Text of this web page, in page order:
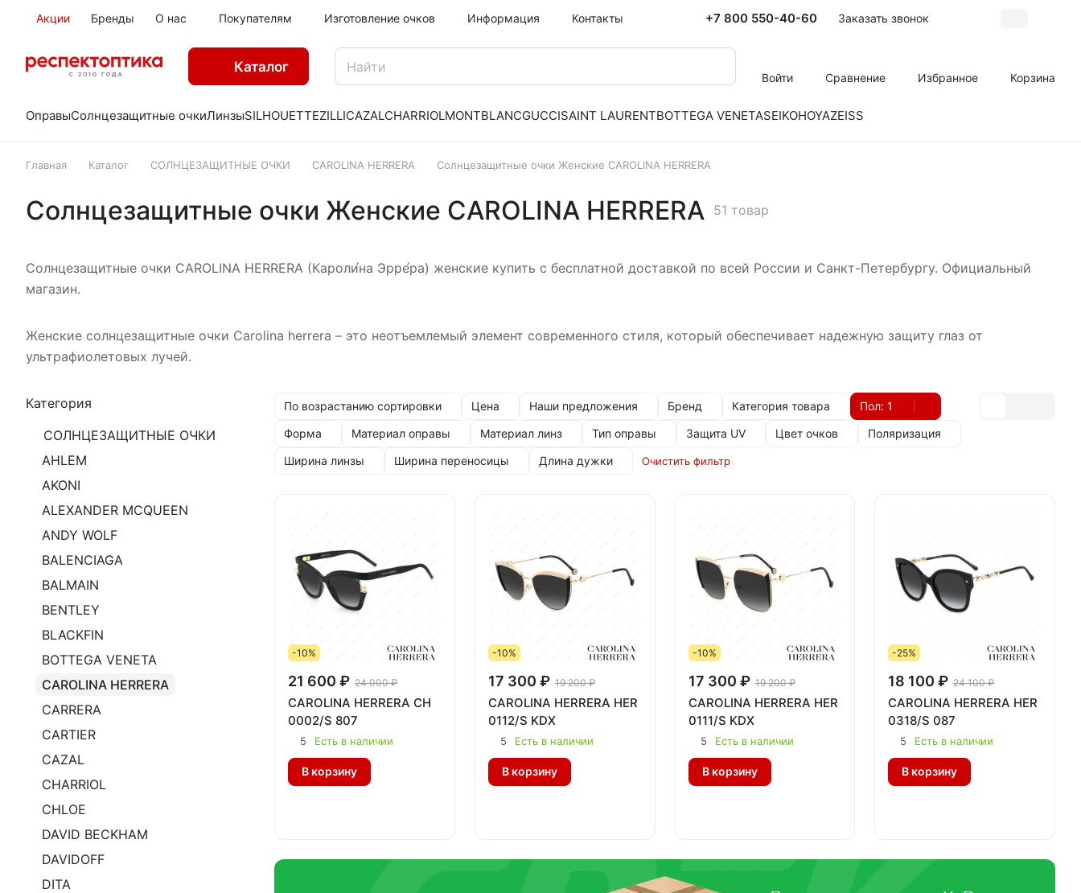
Акции Бренды О нас Покупателям Изготовление очков Информация Контакты +7 800 550-40-60 Заказать звонок
Каталог
Войти Сравнение Избранное Корзина
ОправыСолнцезащитные очкиЛинзыSILHOUETTEZILLICAZALCHARRIOLMONTBLANCGUCCISAINT LAURENTBOTTEGA VENETASEIKOHOYAZEISS
Главная Каталог СОЛНЦЕЗАЩИТНЫЕ ОЧКИ CAROLINA HERRERA Солнцезащитные очки Женские CAROLINA HERRERA
Солнцезащитные очки Женские CAROLINA HERRERA 51 товар
Солнцезащитные очки CAROLINA HERRERA (Кароли́на Эрре́ра) женские купить с бесплатной доставкой по всей России и Санкт-Петербургу. Официальный
магазин.
Женские солнцезащитные очки Carolina herrera – это неотъемлемый элемент современного стиля, который обеспечивает надежную защиту глаз от
ультрафиолетовых лучей.
По возрастанию сортировки Цена Наши предложения Бренд Категория товара Пол: 1
Форма
Материал оправы Материал линз Тип оправы Защита UV Цвет очков
Поляризация
Ширина линзы
Ширина переносицы Длина дужки Очистить фильтр
-10%
21 600 ₽ 24 000 ₽
CAROLINA HERRERA CH
0002/S 807
5 Есть в наличии
В корзину
-10%
17 300 ₽ 19 200 ₽
CAROLINA HERRERA HER
0112/S KDX
5 Есть в наличии
В корзину
-10%
17 300 ₽ 19 200 ₽
CAROLINA HERRERA HER
0111/S KDX
5 Есть в наличии
В корзину
-25%
18 100 ₽ 24 100 ₽
CAROLINA HERRERA HER
0318/S 087
5 Есть в наличии
В корзину
Категория
СОЛНЦЕЗАЩИТНЫЕ ОЧКИ
AHLEM
AKONI
ALEXANDER MCQUEEN
ANDY WOLF
BALENCIAGA
BALMAIN
BENTLEY
BLACKFIN
BOTTEGA VENETA
CAROLINA HERRERA
CARRERA
CARTIER
CAZAL
CHARRIOL
CHLOE
DAVID BECKHAM
DAVIDOFF
DITA